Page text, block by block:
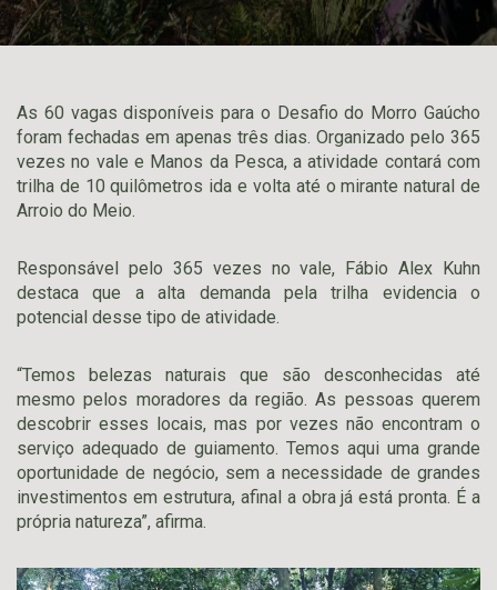
As 60 vagas disponíveis para o Desafio do Morro Gaúcho
foram fechadas em apenas três dias. Organizado pelo 365
vezes no vale e Manos da Pesca, a atividade contará com
trilha de 10 quilômetros ida e volta até o mirante natural de
Arroio do Meio.
Responsável pelo 365 vezes no vale, Fábio Alex Kuhn
destaca que a alta demanda pela trilha evidencia o
potencial desse tipo de atividade.
“Temos belezas naturais que são desconhecidas até
mesmo pelos moradores da região. As pessoas querem
descobrir esses locais, mas por vezes não encontram o
serviço adequado de guiamento. Temos aqui uma grande
oportunidade de negócio, sem a necessidade de grandes
investimentos em estrutura, afinal a obra já está pronta. É a
própria natureza”, afirma.